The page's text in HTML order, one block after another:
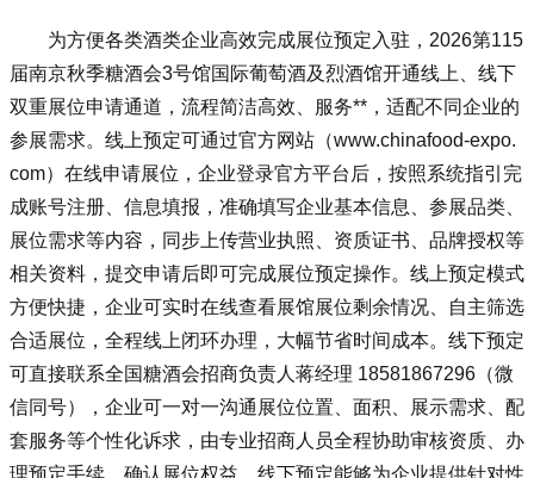
为方便各类酒类企业高效完成展位预定入驻，2026第115
届南京秋季糖酒会3号馆国际葡萄酒及烈酒馆开通线上、线下
双重展位申请通道，流程简洁高效、服务**，适配不同企业的
参展需求。线上预定可通过官方网站（www.chinafood-expo.
com）在线申请展位，企业登录官方平台后，按照系统指引完
成账号注册、信息填报，准确填写企业基本信息、参展品类、
展位需求等内容，同步上传营业执照、资质证书、品牌授权等
相关资料，提交申请后即可完成展位预定操作。线上预定模式
方便快捷，企业可实时在线查看展馆展位剩余情况、自主筛选
合适展位，全程线上闭环办理，大幅节省时间成本。线下预定
可直接联系全国糖酒会招商负责人蒋经理 18581867296（微
信同号），企业可一对一沟通展位位置、面积、展示需求、配
套服务等个性化诉求，由专业招商人员全程协助审核资质、办
理预定手续、确认展位权益。线下预定能够为企业提供针对性